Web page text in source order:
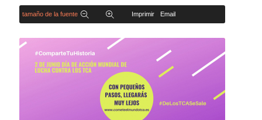
tamaño de la fuente Imprimir Email